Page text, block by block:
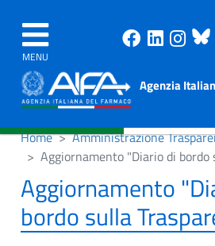
MENU
Agenzia
Home
Amministrazione
Aggiornamento "Diario di bordo
Aggiornamento
bordo sulla